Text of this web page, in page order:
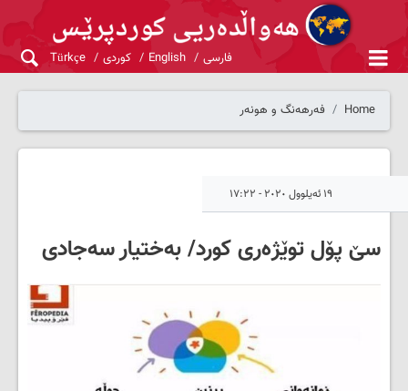
فارسی English کوردی Türkçe
Home فەرهەنگ و هونەر
١٩ ئەیلوول ٢٠٢٠ - ١٧:٢٢
سێ پۆل توێژەری کورد/ بەختیار سەجادی